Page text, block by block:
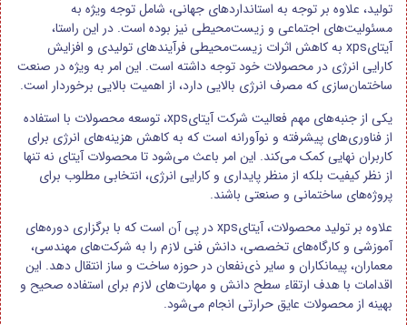
تولید، علاوه بر توجه به استانداردهای جهانی، شامل توجه ویژه به
مسئولیت‌های اجتماعی و زیست‌محیطی نیز بوده است. در این راستا،
آیتایxps به کاهش اثرات زیست‌محیطی فرآیندهای تولیدی و افزایش
کارایی انرژی در محصولات خود توجه داشته است. این امر به ویژه در صنعت
ساختمان‌سازی که مصرف انرژی بالایی دارد، از اهمیت بالایی برخوردار است.
یکی از جنبه‌های مهم فعالیت شرکت آیتایxps، توسعه محصولات با استفاده
از فناوری‌های پیشرفته و نوآورانه است که به کاهش هزینه‌های انرژی برای
کاربران نهایی کمک می‌کند. این امر باعث می‌شود تا محصولات آیتای نه تنها
از نظر کیفیت بلکه از منظر پایداری و کارایی انرژی، انتخابی مطلوب برای
پروژه‌های ساختمانی و صنعتی باشند.
علاوه بر تولید محصولات، آیتایxps در پی آن است که با برگزاری دوره‌های
آموزشی و کارگاه‌های تخصصی، دانش فنی لازم را به شرکت‌های مهندسی،
معماران، پیمانکاران و سایر ذی‌نفعان در حوزه ساخت و ساز انتقال دهد. این
اقدامات با هدف ارتقاء سطح دانش و مهارت‌های لازم برای استفاده صحیح و
بهینه از محصولات عایق حرارتی انجام می‌شود.